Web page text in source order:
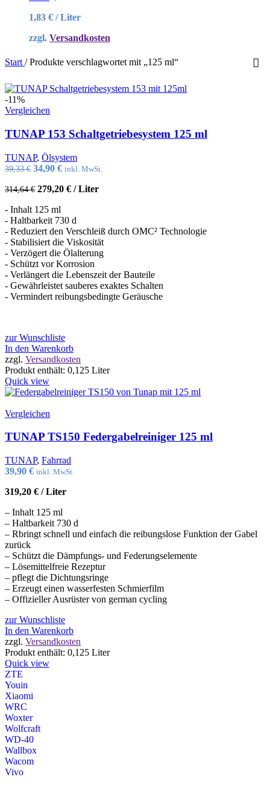
1,83 € /Liter
zzgl. Versandkosten
Start / Produkte verschlagwortet mit „125 ml“
-11%
Vergleichen
TUNAP 153 Schaltgetriebesystem 125 ml
TUNAP, Ölsystem
39,33€ Ursprünglicher
war:
34,90 €Aktueller
ist:
inkl. MwSt.
314,64€ 279,20 € /Liter
- Inhalt 125 ml
- Haltbarkeit 730 d
- Reduziert den Verschleiß durch OMC² Technologie
- Stabilisiert die Viskosität
- Verzögert die Ölalterung
- Schützt vor Korrosion
- Verlängert die Lebenszeit der Bauteile
- Gewährleistet sauberes exaktes Schalten
- Vermindert reibungsbedingte Geräusche
zur Wunschliste
In den Warenkorb
zzgl. Versandkosten
Produkt enthält: 0,125 Liter
Quick view
Vergleichen
TUNAP TS150 Federgabelreiniger 125 ml
TUNAP, Fahrrad
39,90 € inkl. MwSt.
319,20 € /Liter
– Inhalt 125 ml
– Haltbarkeit 730 d
– Rbringt schnell und einfach die reibungslose Funktion der Gabel
zurück
– Schützt die Dämpfungs- und Federungselemente
– Lösemittelfreie Rezeptur
– pflegt die Dichtungsringe
– Erzeugt einen wasserfesten Schmierfilm
– Offizieller Ausrüster von german cycling
zur Wunschliste
In den Warenkorb
zzgl. Versandkosten
Produkt enthält: 0,125 Liter
Quick view
ZTE
Youin
Xiaomi
WRC
Woxter
Wolfcraft
WD-40
Wallbox
Wacom
Vivo